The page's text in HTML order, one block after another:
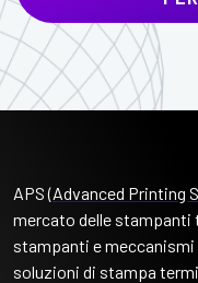
APS (Advanced Printing
mercato delle
stampanti e
soluzioni di stampa